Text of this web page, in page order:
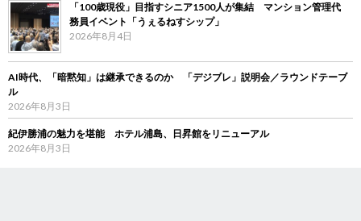
「100歳現役」目指すシニア1500人が集結 マンション管理代
務員イベント「うぇるねすシップ」
2026年8月4日
AI時代、「暗黙知」は継承できるのか 「デジブレ」説明会／ラウンドテーブ
ル
2026年8月3日
紀伊勝浦の魅力を堪能 ホテル浦島、日昇館をリニューアル
2026年8月3日